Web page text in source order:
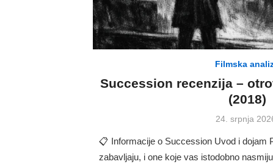
Filmska
Succession recenzija –
(2018)
Posted
24. srpnja
📋 Informacije o Succession Uvod i dojam
zabavljaju, i one koje vas istodobno